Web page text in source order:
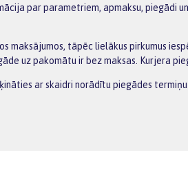
par parametriem, apmaksu, piegādi
maksājumos, tāpēc lielākus pirkumus
uz pakomātu ir bez maksas. Kurjera
ar skaidri norādītu piegādes